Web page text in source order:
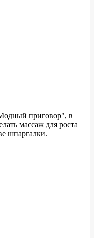
приговор", в
массаж для роста
шпаргалки.